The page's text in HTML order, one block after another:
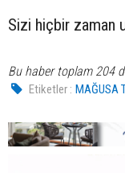
Sizi hiçbir zaman
Bu haber toplam 204
Etiketler : MAĞUSA